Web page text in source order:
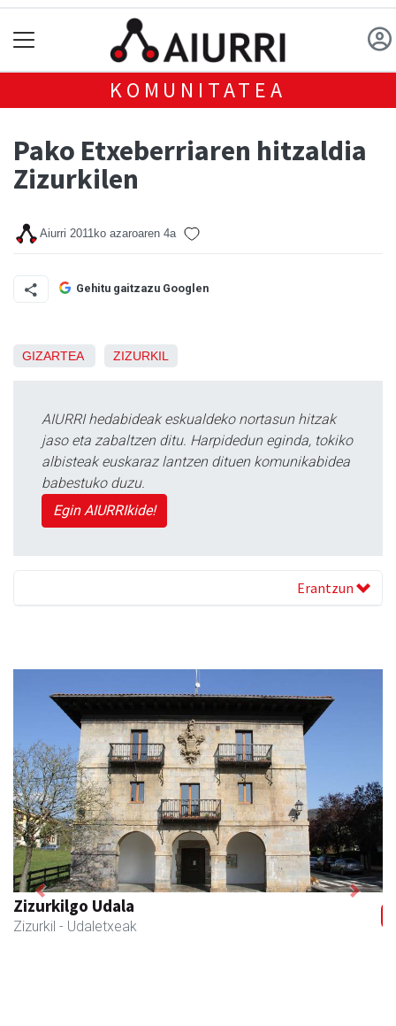
KOMUNITATEA
Pako Etxeberriaren hitzaldia
Zizurkilen
Aiurri 2011ko azaroaren 4a
Gehitu gaitzazu Googlen
GIZARTEA ZIZURKIL
AIURRI hedabideak eskualdeko nortasun hitzak
jaso eta zabaltzen ditu. Harpidedun eginda, tokiko
albisteak euskaraz lantzen dituen komunikabidea
babestuko duzu.
Egin AIURRIkide!
Erantzun
Previous Next